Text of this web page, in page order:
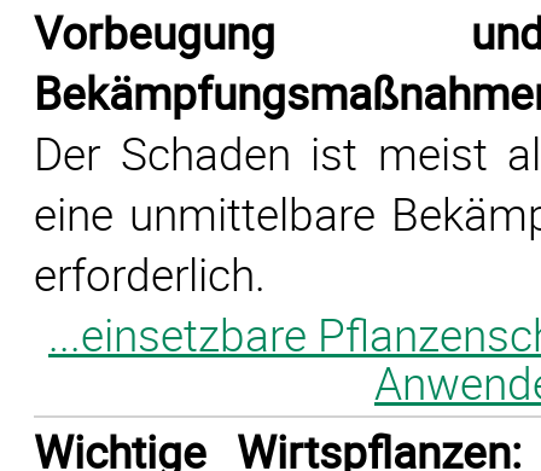
Vorbeugung
Der Schaden ist meist
eine unmittelbare
erforderlich.
...einsetzbare
Wichtige Wirtspflanzen: